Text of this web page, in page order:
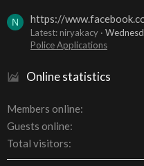
N https://
Latest: niryakacy
Police Applications
Online statistics
Members online
Guests online
Total visitors